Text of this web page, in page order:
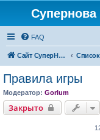
FAQ
Сайт СуперНова
Правила игры
Модератор: Gorlum
Закрыто